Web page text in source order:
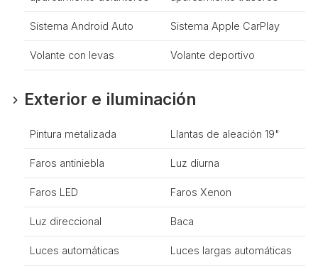
Sistema Android Auto Sistema Apple CarPlay
Volante con levas Volante deportivo
Exterior e iluminación
Pintura metalizada Llantas de aleación 19"
Faros antiniebla Luz diurna
Faros LED Faros Xenon
Luz direccional Baca
Luces automáticas Luces largas automáticas